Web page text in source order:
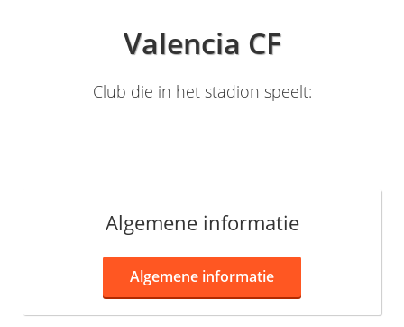
Valencia CF
Club die in het stadion speelt:
Algemene informatie
Algemene informatie